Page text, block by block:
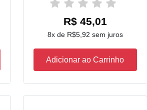
R$ 45,01
8x de R$5,92 sem juros
Adicionar ao Carrinho